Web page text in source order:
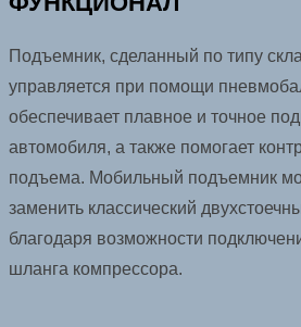
Подъемник, сделанный по типу
управляется при помощи
обеспечивает плавное и точное
автомобиля, а также помогает
подъема. Мобильный подъемник
заменить классический
благодаря возможности
шланга компрессора.